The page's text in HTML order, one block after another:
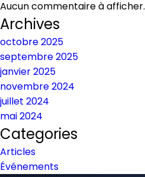
Aucun commentaire à afficher.
Archives
octobre 2025
septembre 2025
janvier 2025
novembre 2024
juillet 2024
mai 2024
Categories
Articles
Événements